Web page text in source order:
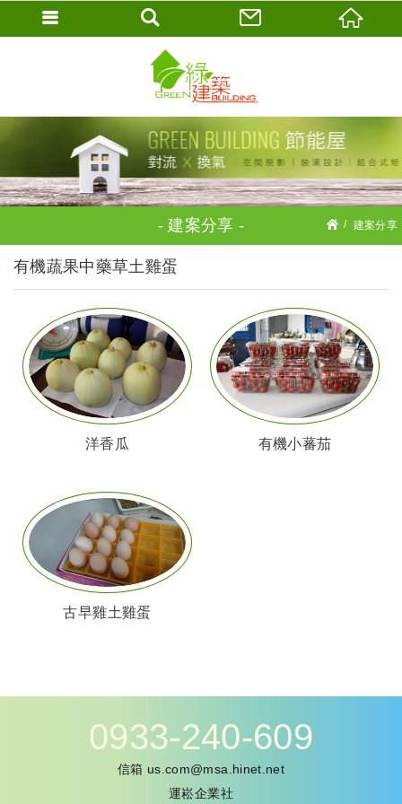
建案分享 建案分享
有機蔬果中藥草土雞蛋
洋香瓜 有機小蕃茄
古早雞土雞蛋
0933-240-609
信箱 us.com@msa.hinet.net
運崧企業社